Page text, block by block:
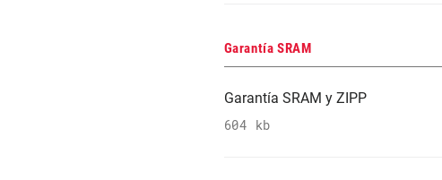
Garantía SRAM
Garantía SRAM y ZIPP
604 kb